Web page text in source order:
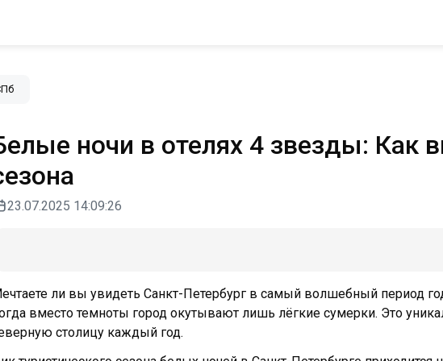
ночи в отелях 4 звезды: Как
23.07.2025 14:09:26
ли вы увидеть Санкт-Петербург в самый волшебный период
вместо темноты город окутывают лишь лёгкие сумерки. Это
столицу каждый год.